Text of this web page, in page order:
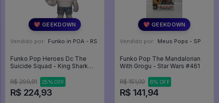
💖 GEEKDOWN
Vendido por: Funko in POA - RS
Funko Pop Heroes Dc The
Suicide Squad - King Shark
R$ 299,91
25% OFF
R$ 224,93
💖 GEEKDOWN
Vendido por: Meus Pops - SP
Funko Pop The Mandalorian
With Grogu - Star Wars #461
R$ 151,00 6% OFF
R$ 141,94